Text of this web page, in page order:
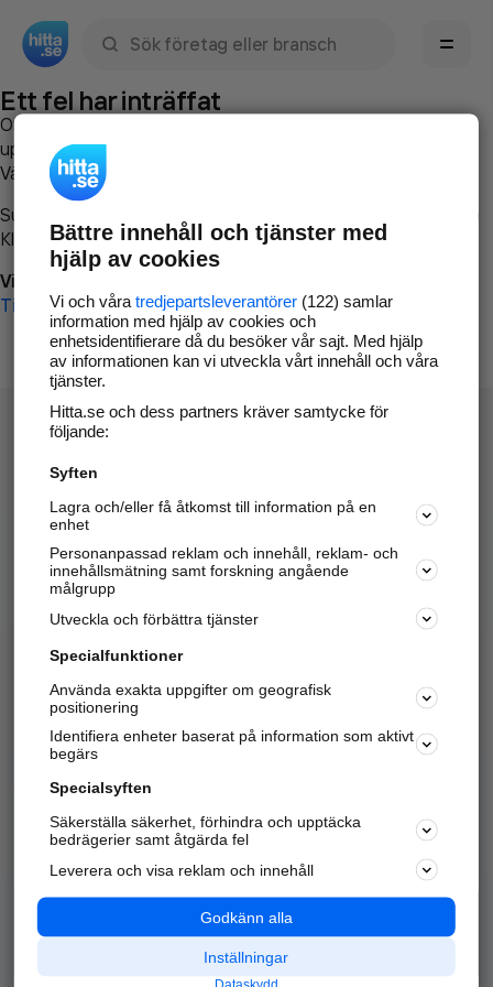
Ett fel har inträffat
Om du vill kan du
uppstod så att vi lättare och snabbare kan avhjälpa det.
Vänligen försök med följande:
Surfa till
Klicka påTillbaka-knappen i webbläsaren och försök igen
Vi beklagar besväret!
Till startsidan
Hitta.se - Gratis nummerupplysning.
Sök företag, personer och platser.
Hitta telefonnummer, adresser, företagsinfo mm.
Marknadsför företaget
Kom igång och annonsera mot
samarbetspartners nära dig.
Alla kategorier
Populära sökningar
API & Kartor
Annonsera
Integritet
Nödnummer
Bättre innehåll och tjänster med
hjälp av cookies
Vi och våra tredjepartsleverantörer(122) samlar
information med hjälp av cookies och
enhetsidentifierare då du besöker vår sajt. Med hjälp
av informationen kan vi utveckla vårt innehåll och våra
tjänster.
Hitta.se och dess partners kräver samtycke för
följande:
Syften
Lagra och/eller få åtkomst till information på en
enhet
Personanpassad reklam och innehåll, reklam- och
innehållsmätning samt forskning angående
målgrupp
Utveckla och förbättra tjänster
Specialfunktioner
Använda exakta uppgifter om geografisk
positionering
Identifiera enheter baserat på information som aktivt
begärs
Specialsyften
Säkerställa säkerhet, förhindra och upptäcka
bedrägerier samt åtgärda fel
Leverera och visa reklam och innehåll
Godkänn alla
Inställningar
Dataskydd